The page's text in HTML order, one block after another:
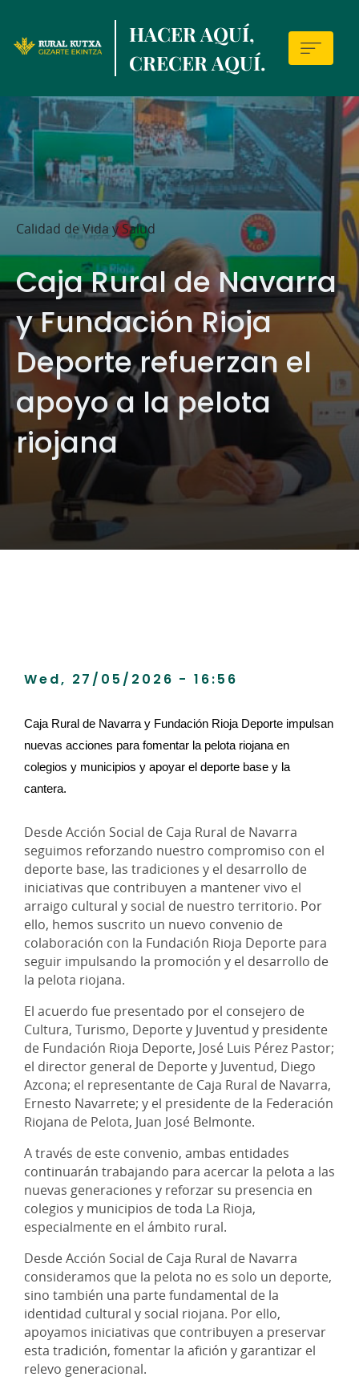
to
contentt
HACER AQUÍ,
CRECER AQUÍ.
Sala
de
prensa
Calidad de Vida y Salud
Caja Rural de Navarra
y Fundación Rioja
Deporte refuerzan el
apoyo a la pelota
riojana
Wed, 27/05/2026 - 16:56
Caja Rural de Navarra y Fundación Rioja Deporte impulsan
nuevas acciones para fomentar la pelota riojana en
colegios y municipios y apoyar el deporte base y la
cantera.
Desde Acción Social de Caja Rural de Navarra
seguimos reforzando nuestro compromiso con el
deporte base, las tradiciones y el desarrollo de
iniciativas que contribuyen a mantener vivo el
arraigo cultural y social de nuestro territorio. Por
ello, hemos suscrito un nuevo convenio de
colaboración con la Fundación Rioja Deporte para
seguir impulsando la promoción y el desarrollo de
la pelota riojana.
El acuerdo fue presentado por el consejero de
Cultura, Turismo, Deporte y Juventud y presidente
de Fundación Rioja Deporte, José Luis Pérez Pastor;
el director general de Deporte y Juventud, Diego
Azcona; el representante de Caja Rural de Navarra,
Ernesto Navarrete; y el presidente de la Federación
Riojana de Pelota, Juan José Belmonte.
A través de este convenio, ambas entidades
continuarán trabajando para acercar la pelota a las
nuevas generaciones y reforzar su presencia en
colegios y municipios de toda La Rioja,
especialmente en el ámbito rural.
Desde Acción Social de Caja Rural de Navarra
consideramos que la pelota no es solo un deporte,
sino también una parte fundamental de la
identidad cultural y social riojana. Por ello,
apoyamos iniciativas que contribuyen a preservar
esta tradición, fomentar la afición y garantizar el
relevo generacional.